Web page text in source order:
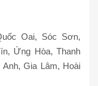
Oai, Sóc Sơn,
Ứng Hòa, Thanh
Gia Lâm, Hoài